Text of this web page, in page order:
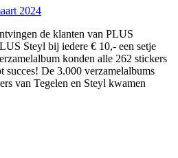
2024
de klanten van PLUS
Steyl bij iedere € 10,- een setje
konden alle 262 stickers
succes! De 3.000 verzamelalbums
van Tegelen en Steyl kwamen